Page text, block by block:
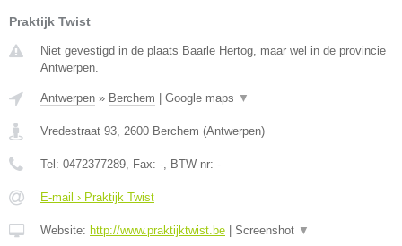
Praktijk Twist
Niet gevestigd in de plaats Baarle Hertog, maar wel in de provincie
Antwerpen.
Antwerpen » Berchem Google maps ▼
Vredestraat 93, 2600 Berchem (Antwerpen)
Tel: 0472377289, Fax: -, BTW-nr: -
E-mail › Praktijk Twist
Website: http://www.praktijktwist.be Screenshot ▼